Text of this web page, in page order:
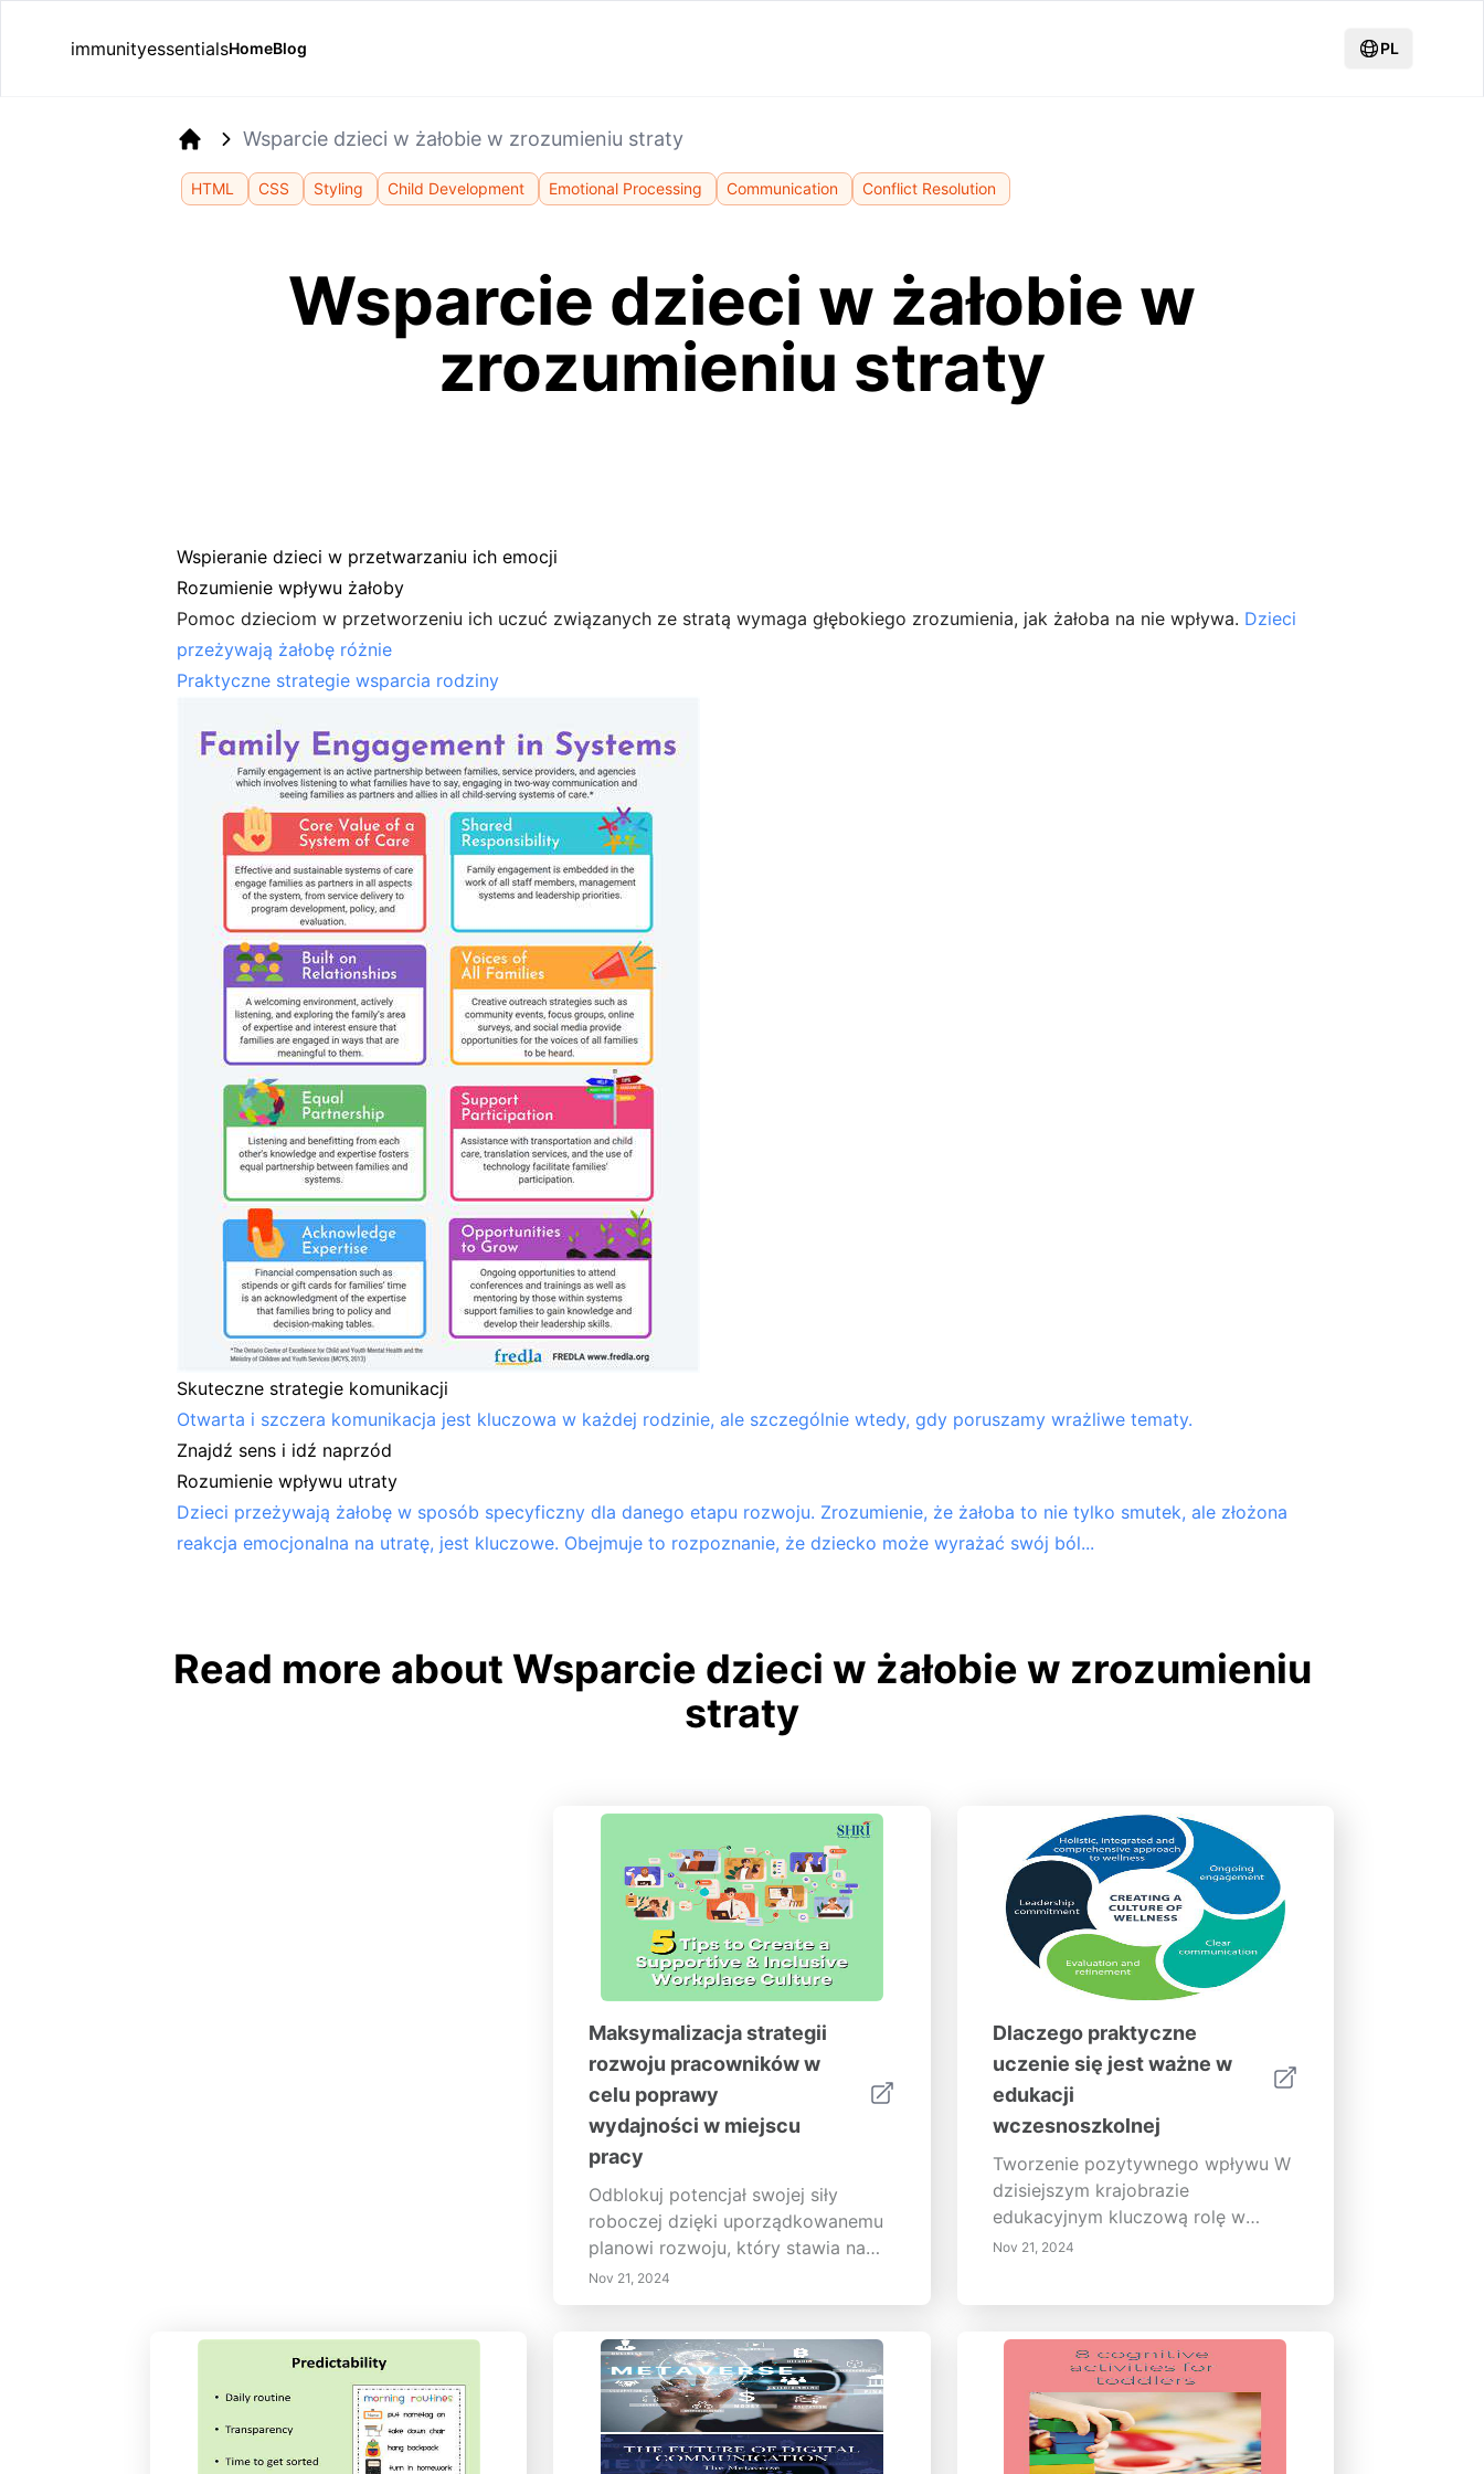
immunityessentialsHomeBlog PL
Wsparcie dzieci w żałobie w zrozumieniu straty
HTML CSS Styling Child Development Emotional Processing Communication Conflict Resolution
Wsparcie dzieci w żałobie w
zrozumieniu straty
Wspieranie dzieci w przetwarzaniu ich emocji
Rozumienie wpływu żałoby
Pomoc dzieciom w przetworzeniu ich uczuć związanych ze stratą wymaga głębokiego zrozumienia, jak żałoba na nie wpływa. Dzieci
przeżywają żałobę różnie
Praktyczne strategie wsparcia rodziny
Skuteczne strategie komunikacji
Otwarta i szczera komunikacja jest kluczowa w każdej rodzinie, ale szczególnie wtedy, gdy poruszamy wrażliwe tematy.
Znajdź sens i idź naprzód
Rozumienie wpływu utraty
Dzieci przeżywają żałobę w sposób specyficzny dla danego etapu rozwoju. Zrozumienie, że żałoba to nie tylko smutek, ale złożona
reakcja emocjonalna na utratę, jest kluczowe. Obejmuje to rozpoznanie, że dziecko może wyrażać swój ból...
Read more about Wsparcie dzieci w żałobie w zrozumieniu
straty
Maksymalizacja strategii
rozwoju pracowników w
celu poprawy
wydajności w miejscu
pracy
Odblokuj potencjał swojej siły
roboczej dzięki uporządkowanemu
planowi rozwoju, który stawia na
pierwszym miejscu wzrost
pracowników i jest zgodny z celami
podstawowe składniki skutecznej
strategii rozwoju, podkreślając
znaczenie ciągłej nauki, integracji
technologicznej i wspierającej
kultury pracy. Dowiedz się, jak
Nov 21, 2024
Dlaczego praktyczne
uczenie się jest ważne w
edukacji
wczesnoszkolnej
Tworzenie pozytywnego wpływu W
dzisiejszym krajobrazie
edukacyjnym kluczową rolę w
poprawie dobrostanu nauczycieli i
kompleksowy przewodnik
koncentruje się na kluczowych
elementach, takich jak promowanie
współpracy, inwestowanie w rozwój
zawodowy i skuteczne
Nov 21, 2024